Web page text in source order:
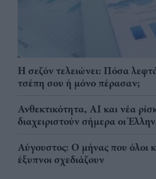
Η σεζόν τελειώνει: Πόσα
τσέπη σου ή μόνο πέρασαν;
Ανθεκτικότητα, AI και νέα
διαχειριστούν σήμερα οι
Αύγουστος: Ο μήνας που όλοι
έξυπνοι σχεδιάζουν